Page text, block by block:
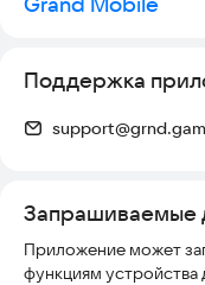
Поддержка
Запрашиваемые
Приложение может
функциям